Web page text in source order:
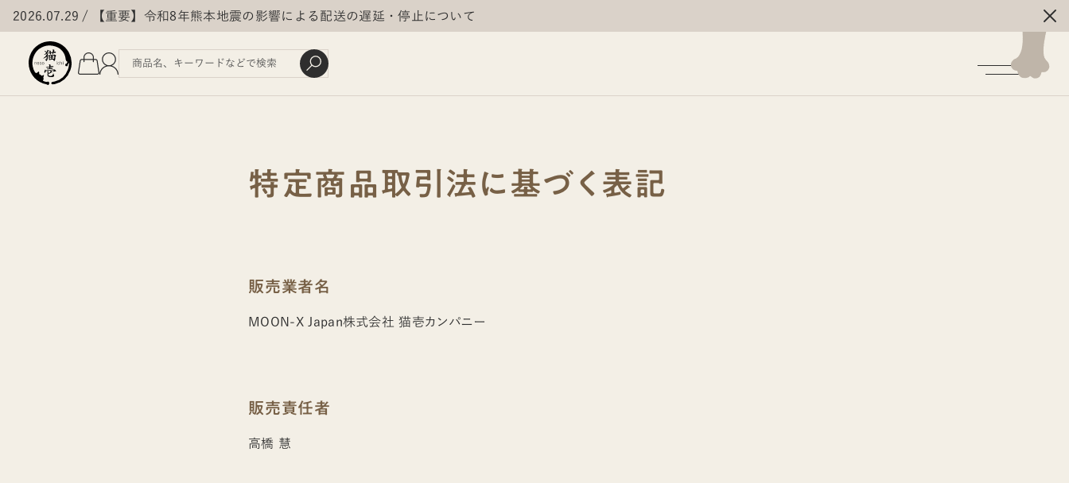
2026.07.29 【重要】令和8年熊本地震の影響による配送の遅延・停止について
特定商品取引法に基づく表記
販売業者名
MOON-X Japan株式会社 猫壱カンパニー
販売責任者
高橋 慧